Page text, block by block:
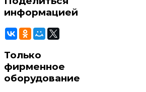
информацией
Только
фирменное
оборудование